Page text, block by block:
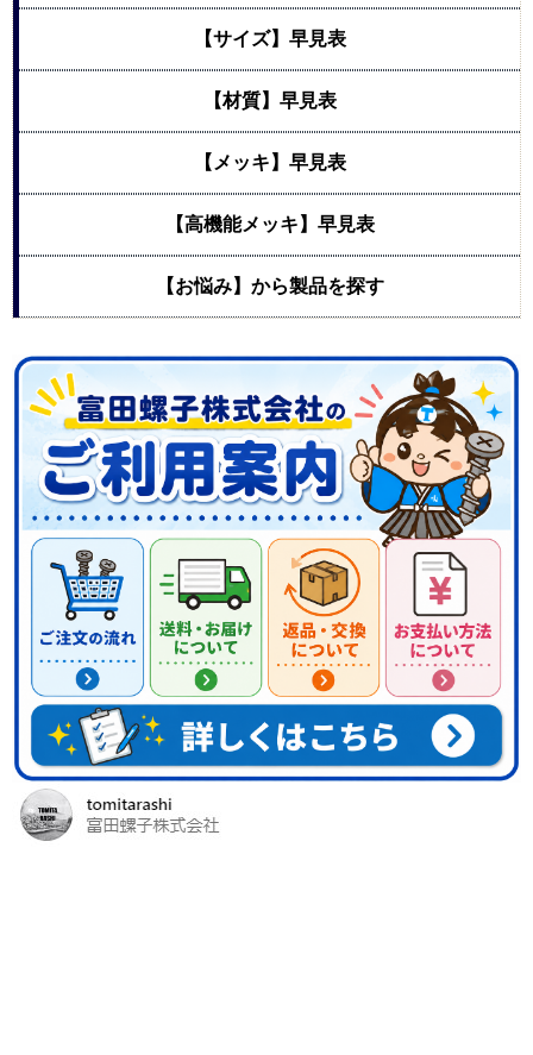
【サイズ】早見表
【材質】早見表
【メッキ】早見表
【高機能メッキ】早見表
【お悩み】から製品を探す